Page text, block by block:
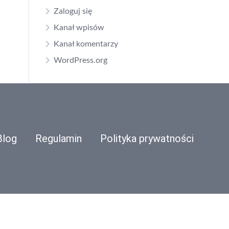
Zaloguj się
Kanał wpisów
Kanał komentarzy
WordPress.org
Regulamin Polityka prywatności